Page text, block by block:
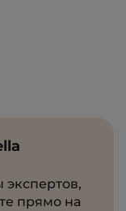
экспертов,
прямо на